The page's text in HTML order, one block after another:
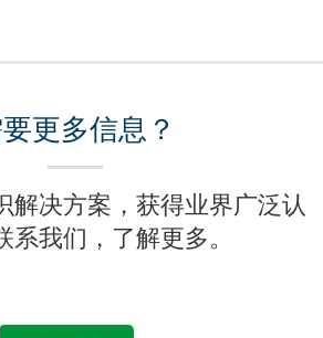
更多信息？
解决方案，获得业界广泛认
系我们，了解更多。